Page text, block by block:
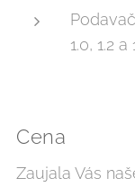
1.0, 1.2
Cena
Zaujala Vás